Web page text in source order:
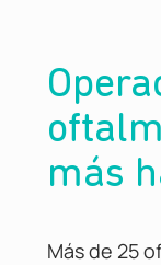
más
Más de 25